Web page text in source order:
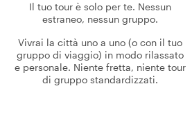
Il tuo tour è solo per te. Nessun
estraneo, nessun gruppo.
Vivrai la città uno a uno (o con il tuo
gruppo di viaggio) in modo rilassato
e personale. Niente fretta, niente tour
di gruppo standardizzati.